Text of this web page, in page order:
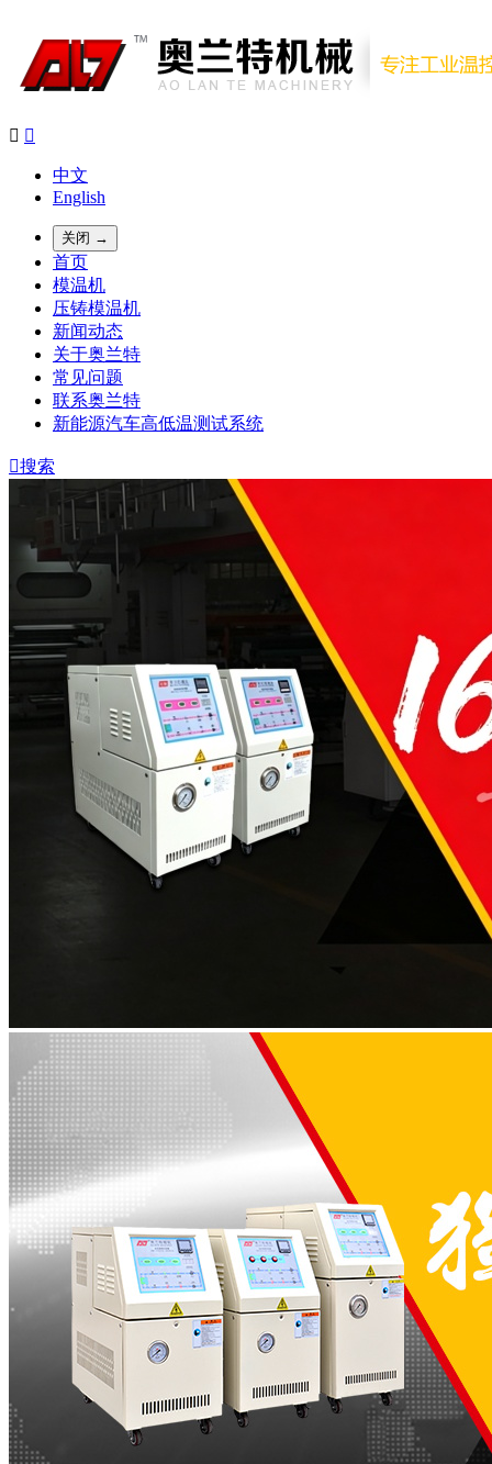
 
中文
English
关闭 →
首页
模温机
压铸模温机
新闻动态
关于奥兰特
常见问题
联系奥兰特
新能源汽车高低温测试系统
搜索